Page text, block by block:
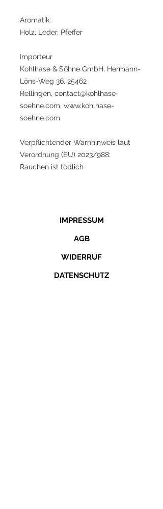
Aromatik:
Holz, Leder, Pfeffer
Importeur
Kohlhase & Söhne GmbH, Hermann-
Löns-Weg 36, 25462
Rellingen, contact@kohlhase-
soehne.com, www.kohlhase-
soehne.com
Verpflichtender Warnhinweis laut
Verordnung (EU) 2023/988:
Rauchen ist tödlich
IMPRESSUM
AGB
WIDERRUF
DATENSCHUTZ